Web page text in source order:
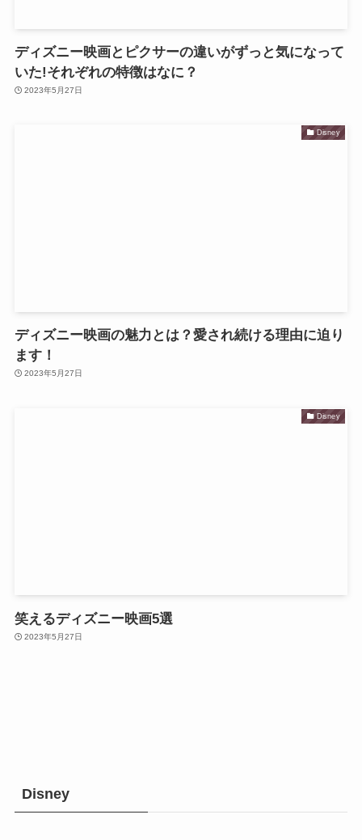
ディズニー映画とピクサーの違いがずっと気になって
いた!それぞれの特徴はなに？
2023年5月27日
Disney
ディズニー映画の魅力とは？愛され続ける理由に迫り
ます！
2023年5月27日
Disney
笑えるディズニー映画5選
2023年5月27日
Disney